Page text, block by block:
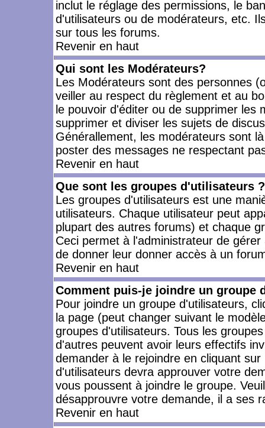
inclut le réglage des permissions, le
d'utilisateurs ou de modérateurs, etc.
sur tous les forums.
Revenir en haut
Qui sont les Modérateurs?
Les Modérateurs sont des personnes
veiller au respect du règlement et au
le pouvoir d'éditer ou de supprimer les
supprimer et diviser les sujets de
Générallement, les modérateurs sont
poster des messages ne respectant
Revenir en haut
Que sont les groupes d'utilisateurs ?
Les groupes d'utilisateurs est une
utilisateurs. Chaque utilisateur peut
plupart des autres forums) et chaque
Ceci permet à l'administrateur de
de donner leur donner accès à un
Revenir en haut
Comment puis-je joindre un groupe
Pour joindre un groupe d'utilisateurs,
la page (peut changer suivant le
groupes d'utilisateurs. Tous les
d'autres peuvent avoir leurs effectifs
demander à le rejoindre en cliquant
d'utilisateurs devra approuver votre
vous poussent à joindre le groupe.
désapprouvre votre demande, il a ses
Revenir en haut